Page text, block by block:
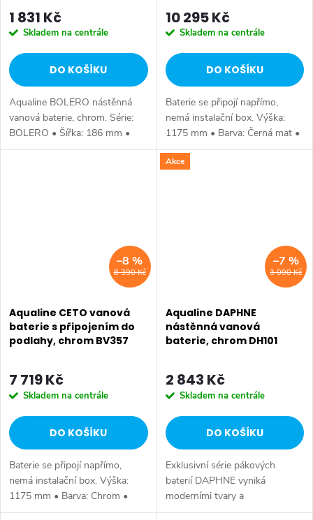
1 831 Kč
Skladem na centrále
DO KOŠÍKU
Aqualine BOLERO nástěnná
vanová baterie, chrom. Série:
BOLERO • Šířka: 186 mm •
Výška: 109 mm • Hloubka: 199
10 295 Kč
Skladem na centrále
DO KOŠÍKU
Baterie se připojí napřímo,
nemá instalační box. Výška:
1175 mm • Barva: Černá mat •
Materiál: Mosaz • Tvar: Kruhové
• Instalace: Do podlahy •
8 390 Kč
–8 %
Aqualine CETO vanová
baterie s připojením do
podlahy, chrom BV357
7 719 Kč
Skladem na centrále
DO KOŠÍKU
Baterie se připojí napřímo,
nemá instalační box. Výška:
1175 mm • Barva: Chrom •
Materiál: Mosaz • Tvar: Kruhové
Akce
3 090 Kč
–7 %
Aqualine DAPHNE
nástěnná vanová
baterie, chrom DH101
2 843 Kč
Skladem na centrále
DO KOŠÍKU
Exklusivní série pákových
baterií DAPHNE vyniká
moderními tvary a
minimalistickým designem.